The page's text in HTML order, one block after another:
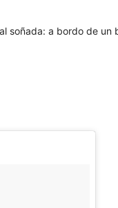
soñada: a bordo de un